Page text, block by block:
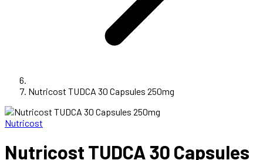
Nutricost TUDCA 30 Capsules 250mg
Nutricost
Nutricost TUDCA 30 Capsules